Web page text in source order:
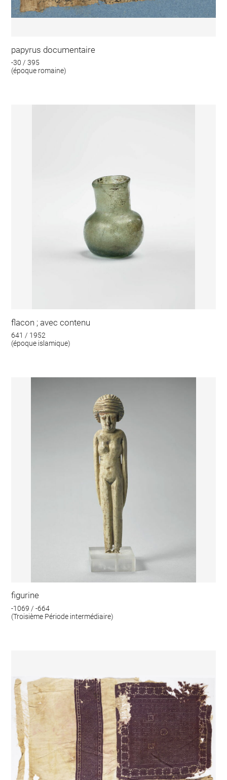
papyrus documentaire
-30 / 395
(époque romaine)
flacon ; avec contenu
641 / 1952
(époque islamique)
figurine
-1069 / -664
(Troisième Période intermédiaire)